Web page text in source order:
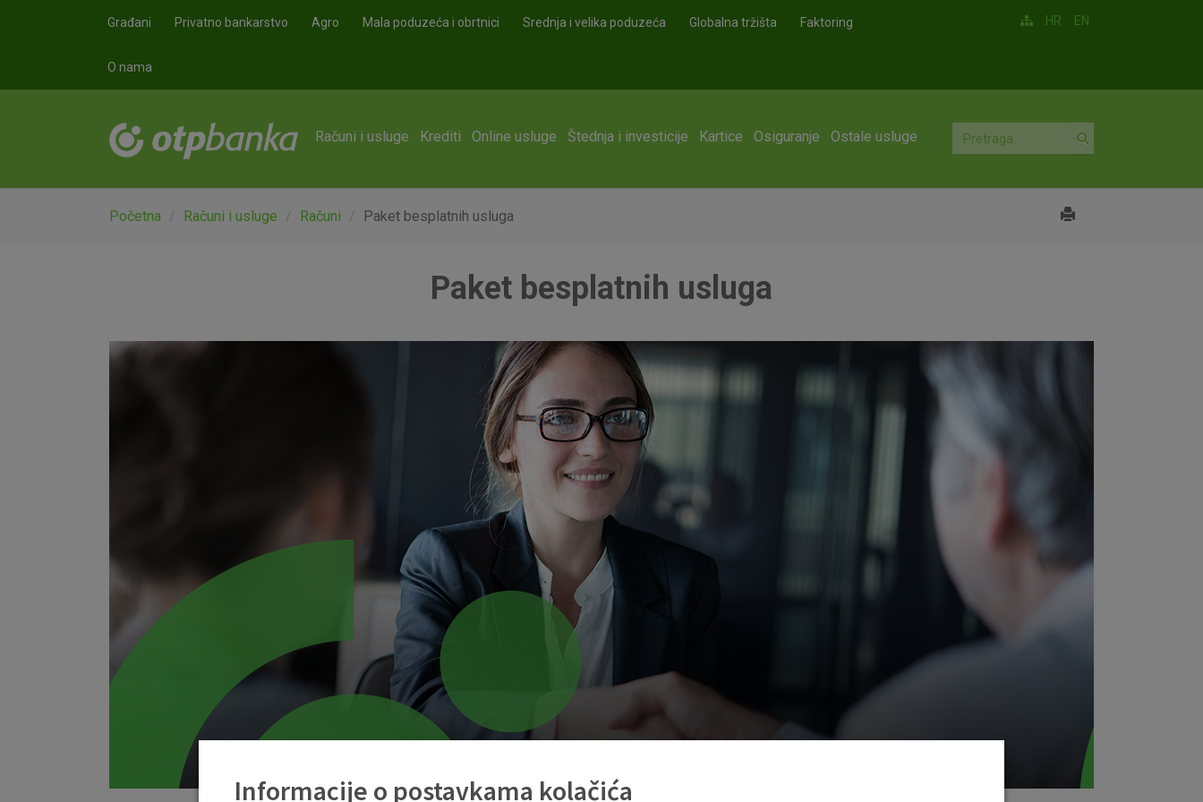
Građani Privatno bankarstvo Agro Mala poduzeća i obrtnici Srednja i velika poduzeća Globalna tržišta Faktoring
O nama
HR EN
Računi i usluge Krediti Online usluge Štednja i investicije Kartice Osiguranje Ostale usluge
Početna Računi i usluge Računi Paket besplatnih usluga
Paket besplatnih usluga
Informacije o postavkama kolačića